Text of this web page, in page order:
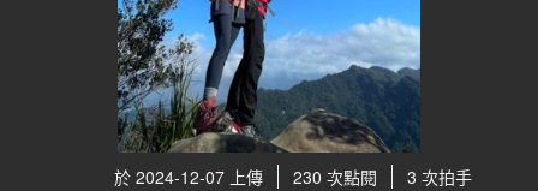
於 2024-12-07 上傳 230 次點閱 3 次拍手